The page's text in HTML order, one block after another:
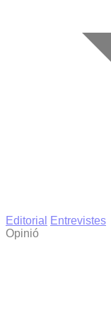
Editorial
Entrevistes
Opinió